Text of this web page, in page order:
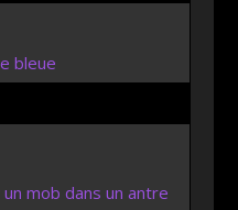
bleue
mob dans un antre